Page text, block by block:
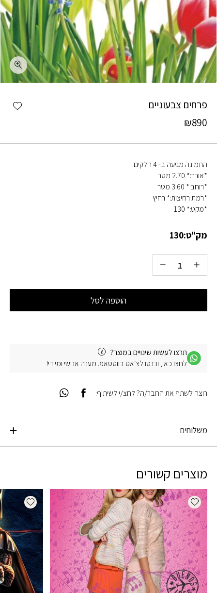
פרחים צבעוניים
₪890
התמונה מגיעה ב- 4 חלקים.
*אורך:* 2.70 מטר
*רוחב:* 3.60 מטר
*רמת רחיצות:* רחיץ
*מקט:* 130
מק"ט:130
הוספה לסל
תרצו לעשות שינויים במוצר?
לחצו כאן, וכנסו לצ׳אט בווטסאפ. מענה אנושי ומיידי!
משלוחים
רוצה לשתף את החבר/ה? לחצ/י לשיתוף:
מוצרים קשורים
Add wishlist
wishlist